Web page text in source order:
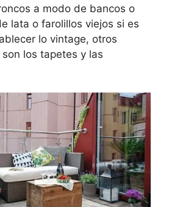
a modo de bancos o
lata o farolillos viejos si es
lo vintage, otros
los tapetes y las